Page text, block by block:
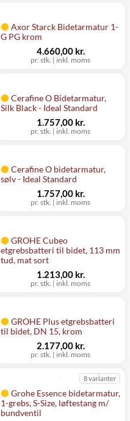
Axor Starck Bidetarmatur 1-
G PG krom
pr. stk. | inkl. moms
4.660,00 kr.
Cerafine O Bidetarmatur,
Silk Black - Ideal Standard
pr. stk. | inkl. moms
1.757,00 kr.
Cerafine O bidetarmatur,
sølv - Ideal Standard
pr. stk. | inkl. moms
1.757,00 kr.
GROHE Cubeo
etgrebsbatteri til bidet, 113 mm
tud, mat sort
pr. stk. | inkl. moms
1.213,00 kr.
GROHE Plus etgrebsbatteri
til bidet, DN 15, krom
pr. stk. | inkl. moms
2.177,00 kr.
Grohe Essence bidetarmatur,
1-grebs, S-Size, løftestang m/
bundventil
8 varianter